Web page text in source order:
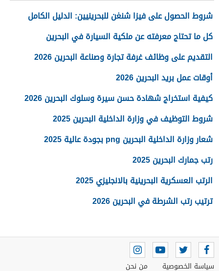
شروط الحصول على فيزا شنغن للبحرينيين: الدليل الكامل
كل ما تحتاج معرفته عن ملكية السيارة في البحرين
التقديم على وظائف غرفة تجارة وصناعة البحرين 2026
أوقات عمل بريد البحرين 2026
كيفية استخراج شهادة حسن سيرة وسلوك البحرين 2026
شروط التوظيف في وزارة الداخلية البحرين 2025
شعار وزارة الداخلية البحرين png بجودة عالية 2025
رتب جمارك البحرين 2025
الرتب العسكرية البحرينية بالانجليزي 2025
ترتيب رتب الشرطة في البحرين 2026
سياسة الخصوصية من نحن